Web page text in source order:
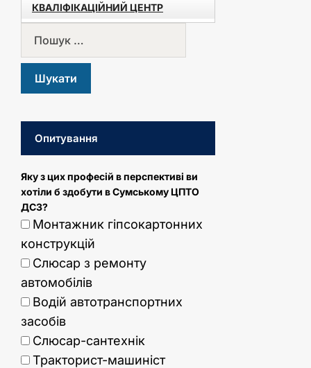
КВАЛІФІКАЦІЙНИЙ ЦЕНТР
Опитування
Яку з цих професій в перспективі ви
хотіли б здобути в Сумському ЦПТО
ДСЗ?
Монтажник гіпсокартонних
конструкцій
Слюсар з ремонту
автомобілів
Водій автотранспортних
засобів
Слюсар-сантехнік
Тракторист-машиніст